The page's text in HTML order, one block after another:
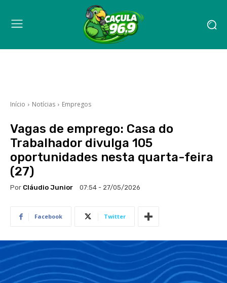
Início Notícias Empregos
Vagas de emprego: Casa do
Trabalhador divulga 105
oportunidades nesta quarta-feira
(27)
Por Cláudio Junior 07:54 - 27/05/2026
Facebook Twitter